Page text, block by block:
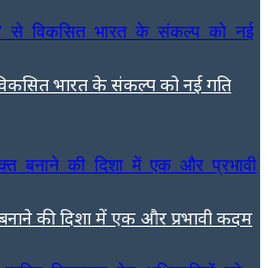
भारत के संकल्प को नई गति
की दिशा में एक और प्रभावी कदम